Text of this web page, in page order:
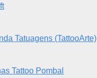
Tatuagens (TattooArte)
Tattoo Pombal